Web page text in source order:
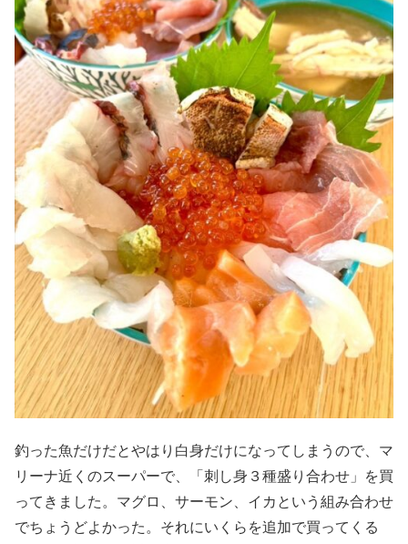
釣った魚だけだとやはり白身だけになってしまうので、マ
リーナ近くのスーパーで、「刺し身３種盛り合わせ」を買
ってきました。マグロ、サーモン、イカという組み合わせ
でちょうどよかった。それにいくらを追加で買ってくる